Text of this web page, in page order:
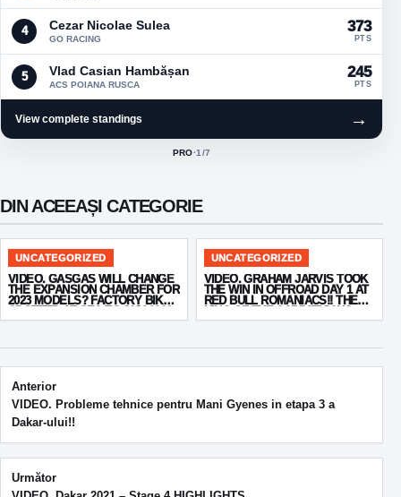
4 Cezar Nicolae Sulea
GO RACING
373
PTS
5 Vlad Casian Hambășan
ACS POIANA RUSCA
245
PTS
View complete standings →
ACTIVE CLASS:
PRO·1 /7
DIN ACEEAȘI CATEGORIE
UNCATEGORIZED
VIDEO. GASGAS WILL CHANGE
THE EXPANSION CHAMBER FOR
2023 MODELS? FACTORY BIKE
WITH MAJOR UPDATES!!
UNCATEGORIZED
VIDEO. GRAHAM JARVIS TOOK
THE WIN IN OFFROAD DAY 1 AT
RED BULL ROMANIACS!! THE
DOES IT AGAIN!
Post navigation
Anterior
VIDEO. Probleme tehnice pentru Mani Gyenes in etapa 3 a
Dakar-ului!!
Următor